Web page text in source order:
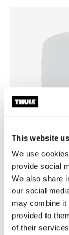
This website
We use
provide social
We also share
our social
may combine it
provided to
of their
Thule Yepp mini
挡风罩透明
¥490.00